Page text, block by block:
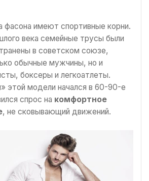
фасона имеют спортивные корни.
века семейные трусы были
в советском союзе,
обычные мужчины, но и
боксеры и легкоатлеты.
этой модели начался в 60-90-е
спрос на комфортное
, не сковывающий движений.